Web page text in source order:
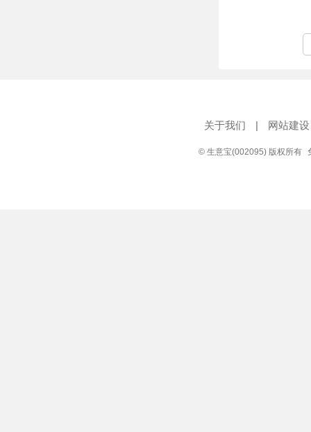
关于我们 | 网站建设
© 生意宝(002095) 版权所有